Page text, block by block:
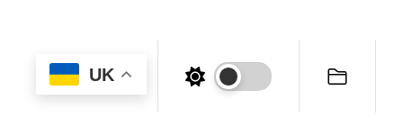
UK